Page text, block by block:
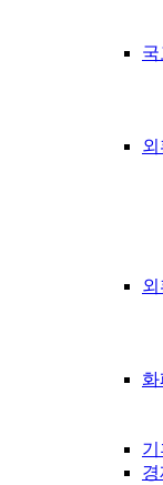
국
화
경